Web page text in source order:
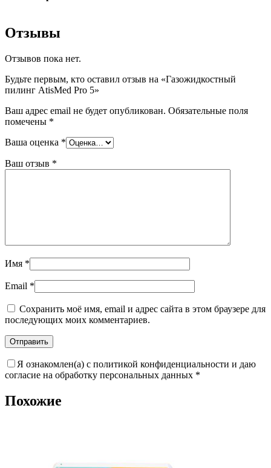
Отзывы
Отзывов пока нет.
Будьте первым, кто оставил отзыв на «Газожидкостный
пилинг AtisMed Pro 5»
Ваш адрес email не будет опубликован. Обязательные поля
помечены *
Ваша оценка *
Ваш отзыв *
Имя *
Email *
Сохранить моё имя, email и адрес сайта в этом браузере для
последующих моих комментариев.
Я ознакомлен(а) с политикой конфиденциальности и даю
согласие на обработку персональных данных *
Похожие